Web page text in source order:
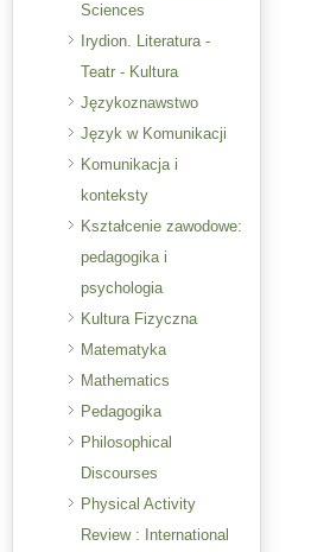
Sciences
Irydion. Literatura -
Teatr - Kultura
Językoznawstwo
Język w Komunikacji
Komunikacja i
konteksty
Kształcenie zawodowe:
pedagogika i
psychologia
Kultura Fizyczna
Matematyka
Mathematics
Pedagogika
Philosophical
Discourses
Physical Activity
Review : International